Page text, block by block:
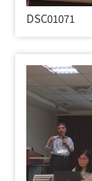
DSC01071